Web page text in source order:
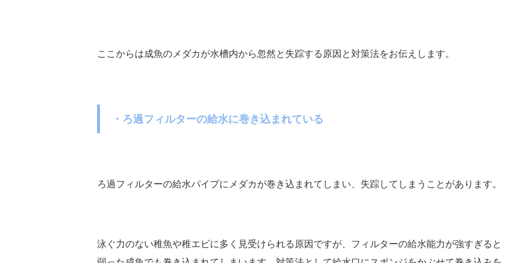
ここからは成魚のメダカが水槽内から忽然と失踪する原因と対策法をお伝えします。
・ろ過フィルターの給水に巻き込まれている
ろ過フィルターの給水パイプにメダカが巻き込まれてしまい、失踪してしまうことがあります。
泳ぐ力のない稚魚や稚エビに多く見受けられる原因ですが、フィルターの給水能力が強すぎると